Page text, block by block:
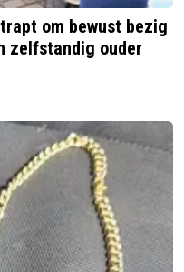
om bewust bezig
zelfstandig ouder